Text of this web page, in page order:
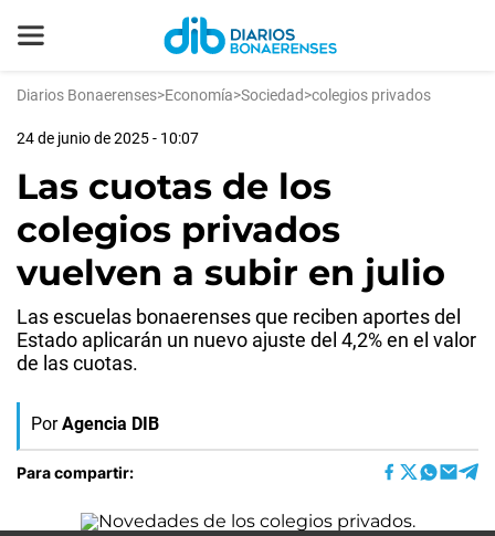
Diarios Bonaerenses>Economía>Sociedad>colegios privados
24 de junio de 2025 - 10:07
Las cuotas de los
colegios privados
vuelven a subir en julio
Las escuelas bonaerenses que reciben aportes del
Estado aplicarán un nuevo ajuste del 4,2% en el valor
de las cuotas.
Por Agencia DIB
Para compartir: